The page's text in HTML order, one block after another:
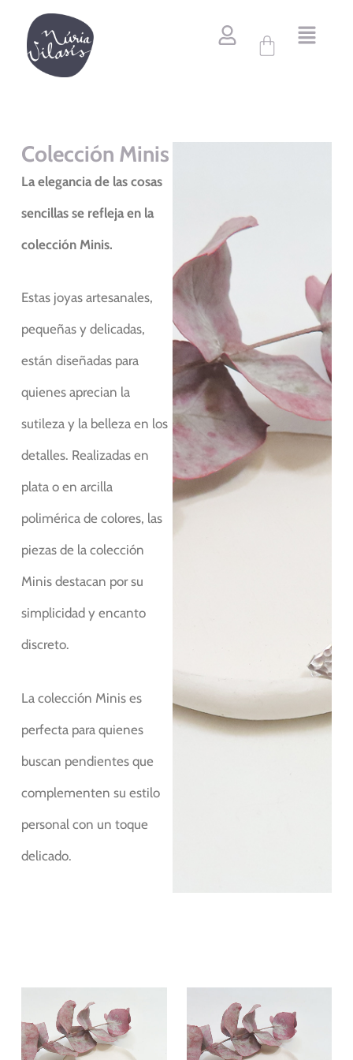
contenido
Carrito
Colección Minis
La elegancia de las cosas
sencillas se refleja en la
colección Minis.
Estas joyas artesanales,
pequeñas y delicadas,
están diseñadas para
quienes aprecian la
sutileza y la belleza en los
detalles. Realizadas en
plata o en arcilla
polimérica de colores, las
piezas de la colección
Minis destacan por su
simplicidad y encanto
discreto.
La colección Minis es
perfecta para quienes
buscan pendientes que
complementen su estilo
personal con un toque
delicado.
producto
tiene
producto
tiene